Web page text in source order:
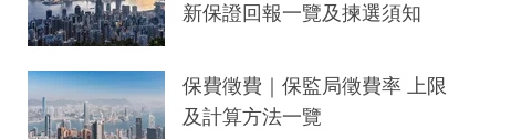
新保證回報一覽及揀選須知
保費徵費｜保監局徵費率 上限
及計算方法一覽